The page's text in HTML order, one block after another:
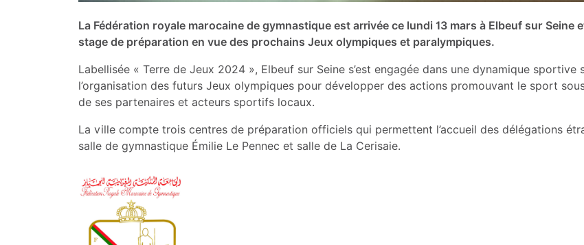
La Fédération royale marocaine de gymnastique est arrivée ce lundi 13 mars à Elbeuf sur Seine
stage de préparation en vue des prochains Jeux olympiques et paralympiques.
Labellisée « Terre de Jeux 2024 », Elbeuf sur Seine s’est engagée dans une dynamique sportive
l’organisation des futurs Jeux olympiques pour développer des actions promouvant le sport
de ses partenaires et acteurs sportifs locaux.
La ville compte trois centres de préparation officiels qui permettent l’accueil des délégations
salle de gymnastique Émilie Le Pennec et salle de La Cerisaie.